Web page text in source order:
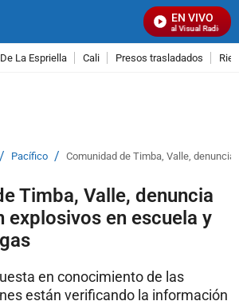
EN VIVO
Señal Visual Radio
La Espriella Cali Presos trasladados
/ Pacífico / Comunidad de Timba, Valle,
Timba, Valle, denuncia
explosivos en escuela y
en conocimiento de las
están verificando la información